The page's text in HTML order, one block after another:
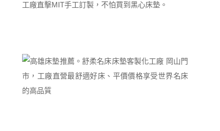
工廠直擊MIT手工訂製，不怕買到黑心床墊。